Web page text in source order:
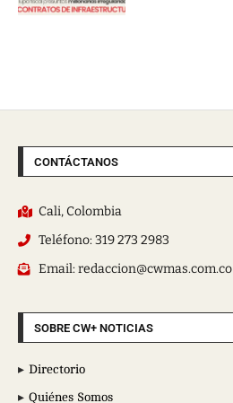
CONTÁCTANOS
Cali, Colombia
Teléfono: 319 273 2983
Email: redaccion@cwmas.com.co
SOBRE CW+ NOTICIAS
Directorio
Quiénes Somos